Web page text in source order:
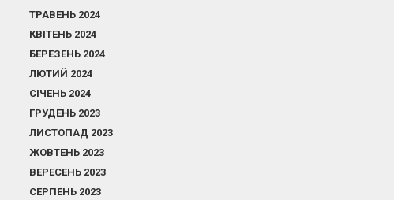
ТРАВЕНЬ 2024
КВІТЕНЬ 2024
БЕРЕЗЕНЬ 2024
ЛЮТИЙ 2024
СІЧЕНЬ 2024
ГРУДЕНЬ 2023
ЛИСТОПАД 2023
ЖОВТЕНЬ 2023
ВЕРЕСЕНЬ 2023
СЕРПЕНЬ 2023